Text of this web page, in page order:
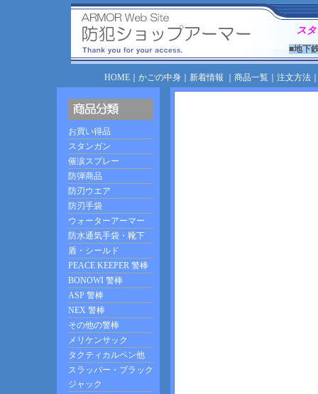
ス
■地下
HOME｜ かごの中身｜ 新着情報 商品一覧｜ 注文方法